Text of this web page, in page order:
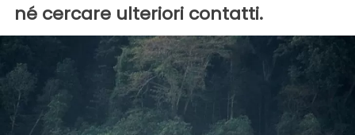
né cercare ulteriori contatti.